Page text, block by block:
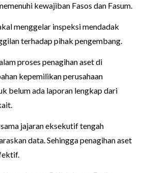
kewajiban Fasos dan Fasum.
menggelar inspeksi mendadak
terhadap pihak pengembang.
proses penagihan aset di
kepemilikan perusahaan
belum ada laporan lengkap dari
jajaran eksekutif tengah
data. Sehingga penagihan aset